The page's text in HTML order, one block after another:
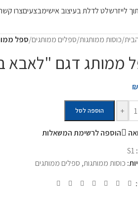
לייזרשלט לדלת בעיצוב אישימבצעיםצרו
/כוסות ממותגות/ספלים ממותגים/ספל
ממותג דגם "לאבא
₪
+ הוספה לסל
הוספה לרשימת המשאלות
S1
כוסות ממותגות, ספלים ממותגים